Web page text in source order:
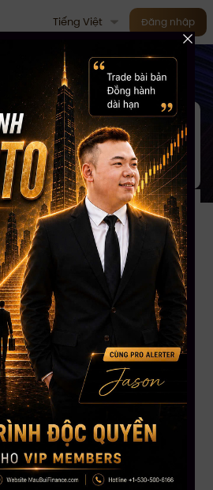
Tiếng Việt Đăng nhập
ĐĂNG KÝ NHẬN
18-08-2025